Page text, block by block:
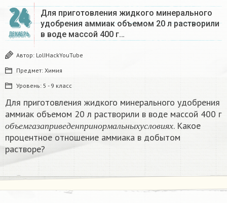
24
ДЕКАБРЬ
Для приготовления жидкого минерального
удобрения аммиак объемом 20 л растворили
в воде массой 400 г…
Автор: LolIHackYouTube
Предмет: Химия
Уровень: 5 - 9 класс
Для приготовления жидкого минерального удобрения
аммиак объемом 20 л растворили в воде массой 400 г
о б ъемг а з а п р и в е д е н п р и н о рмал ьн ых у сл о в иях
объемгазаприведен пр инормальных условиях
. Какое
процентное отношение аммиака в добытом
растворе?